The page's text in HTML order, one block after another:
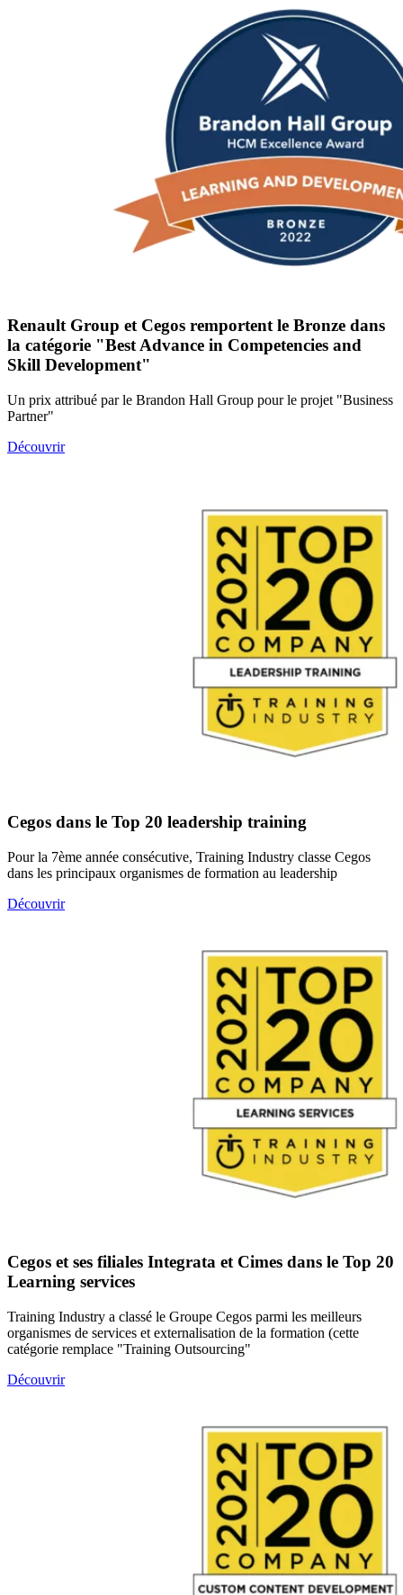
Renault Group et Cegos remportent le Bronze dans
la catégorie "Best Advance in Competencies and
Skill Development"
Un prix attribué par le Brandon Hall Group pour le projet "Business
Partner"
Découvrir
Cegos dans le Top 20 leadership training
Pour la 7ème année consécutive, Training Industry classe Cegos
dans les principaux organismes de formation au leadership
Découvrir
Cegos et ses filiales Integrata et Cimes dans le Top 20
Learning services
Training Industry a classé le Groupe Cegos parmi les meilleurs
organismes de services et externalisation de la formation (cette
catégorie remplace "Training Outsourcing"
Découvrir